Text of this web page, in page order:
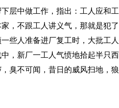
中做工作，指出：工人应和工
，不跟工人讲义气，那就是犯了
些人准备进厂复工时，大批工人
，新厂一工人气愤地拾起半只西
臭不可闻，昔日的威风扫地，